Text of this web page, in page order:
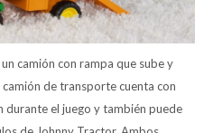
camión con rampa que sube y
de transporte cuenta con
durante el juego y también puede